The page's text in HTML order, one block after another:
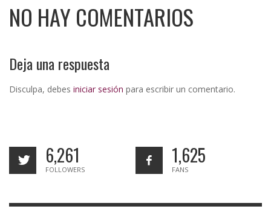
NO HAY COMENTARIOS
Deja una respuesta
Disculpa, debes iniciar sesión para escribir un comentario.
6,261
FOLLOWERS
1,625
FANS